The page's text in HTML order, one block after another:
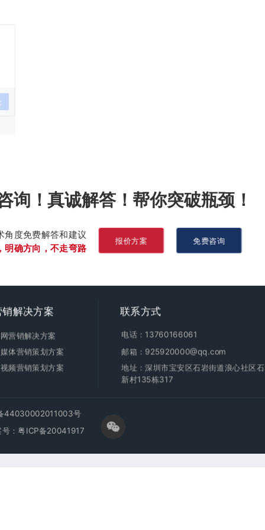
询！真诚解答！帮你突破瓶颈！
角度免费解答和建议
明确方向，不走弯路
免费咨询
报价方案
销解决方案
营销解决方案
体营销策划方案
频营销策划方案
联系方式
电话：13760166061
邮箱：925920000@qq.com
地址：深圳市宝安区石岩街道浪心社区
新村135栋317
号：粤ICP备20041917
44030002011003号